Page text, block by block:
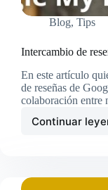
Blog, Tips
Intercambio de
En este artículo
de reseñas de
colaboración entre
Continuar